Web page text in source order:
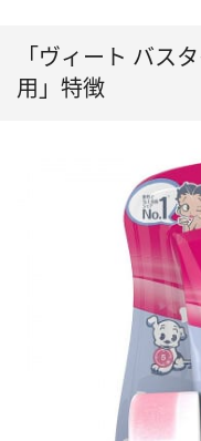
「ヴィート バス
用」特徴